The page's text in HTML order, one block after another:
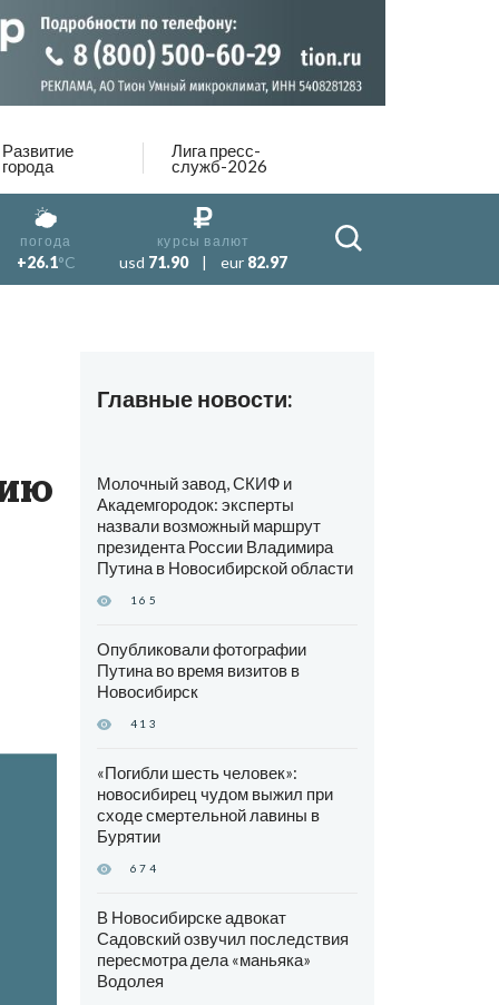
Развитие
города
Лига пресс-
служб-2026
погода
+26.1°C
курсы валют
usd 71.90 | eur 82.97
Главные новости:
Молочный завод, СКИФ и
Академгородок: эксперты
назвали возможный маршрут
президента России Владимира
Путина в Новосибирской области
165
Опубликовали фотографии
Путина во время визитов в
Новосибирск
413
«Погибли шесть человек»:
новосибирец чудом выжил при
сходе смертельной лавины в
Бурятии
674
В Новосибирске адвокат
Садовский озвучил последствия
пересмотра дела «маньяка»
Водолея